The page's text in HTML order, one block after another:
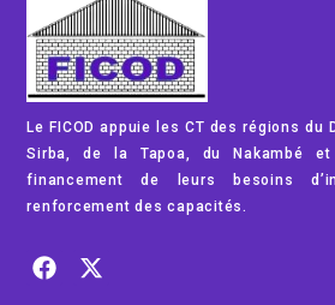
Le FICOD appuie les CT des régions du
Sirba, de la Tapoa, du Nakambé
financement de leurs besoins
renforcement des capacités.